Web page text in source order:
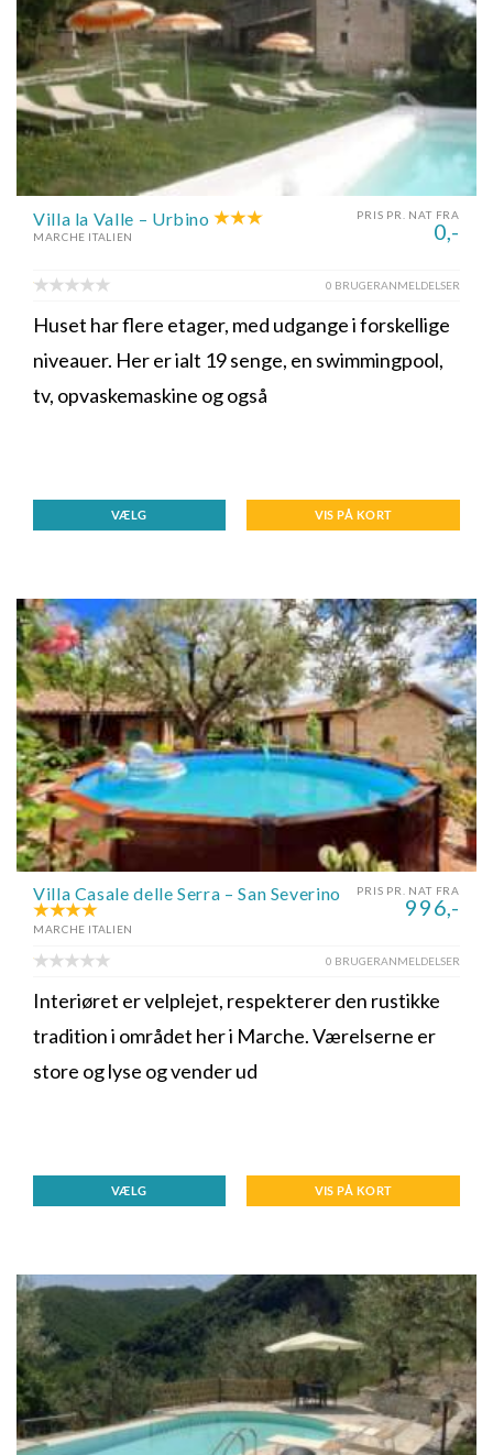
PRIS PR. NAT FRA
0,-
Villa la Valle – Urbino
MARCHE ITALIEN
0 BRUGERANMELDELSER
Huset har flere etager, med udgange i forskellige
niveauer. Her er ialt 19 senge, en swimmingpool,
tv, opvaskemaskine og også
VÆLG VIS PÅ KORT
PRIS PR. NAT FRA
996,-
Villa Casale delle Serra – San Severino
MARCHE ITALIEN
0 BRUGERANMELDELSER
Interiøret er velplejet, respekterer den rustikke
tradition i området her i Marche. Værelserne er
store og lyse og vender ud
VÆLG VIS PÅ KORT